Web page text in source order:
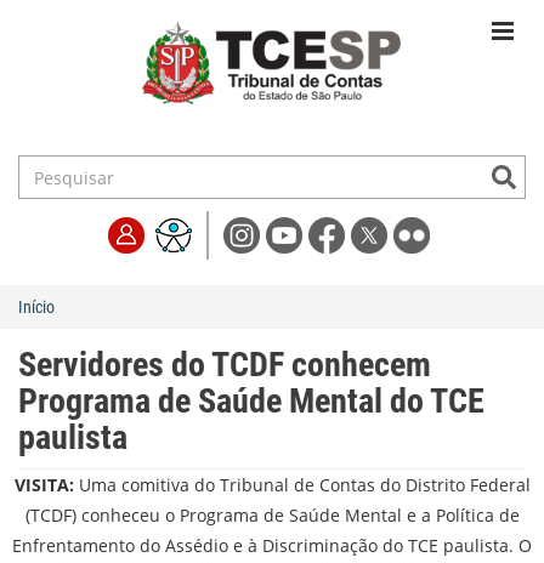
Início
Servidores do TCDF conhecem
Programa de Saúde Mental do TCE
paulista
VISITA: Uma comitiva do Tribunal de Contas do Distrito Federal
(TCDF) conheceu o Programa de Saúde Mental e a Política de
Enfrentamento do Assédio e à Discriminação do TCE paulista. O